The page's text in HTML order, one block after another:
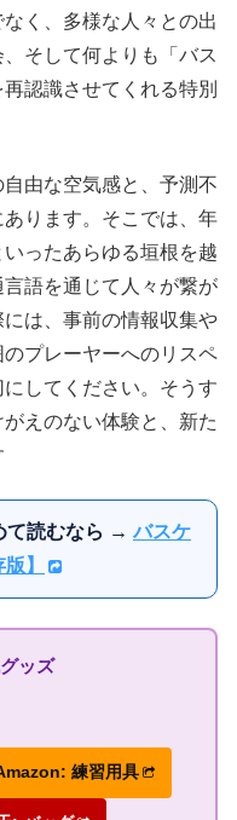
く、多様な人々との出
そして何よりも「バス
認識させてくれる特別
由な空気感と、予測不
ります。そこでは、年
ったあらゆる垣根を越
語を通じて人々が繋が
は、事前の情報収集や
プレーヤーへのリスペ
してください。そうす
えのない体験と、新た
て読むなら →バスケ
】
ッズ
練習用具